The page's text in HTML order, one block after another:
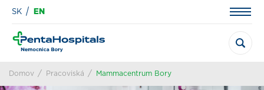
SK EN
Domov Pracoviská Mammacentrum Bory